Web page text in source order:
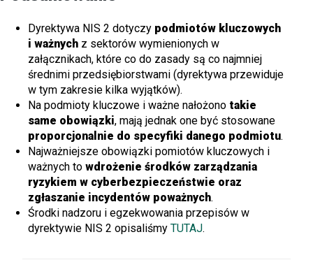
Dyrektywa NIS 2 dotyczy podmiotów kluczowych
i ważnych z sektorów wymienionych w
załącznikach, które co do zasady są co najmniej
średnimi przedsiębiorstwami (dyrektywa przewiduje
w tym zakresie kilka wyjątków).
Na podmioty kluczowe i ważne nałożono takie
same obowiązki, mają jednak one być stosowane
proporcjonalnie do specyfiki danego podmiotu.
Najważniejsze obowiązki pomiotów kluczowych i
ważnych to wdrożenie środków zarządzania
ryzykiem w cyberbezpieczeństwie oraz
zgłaszanie incydentów poważnych.
Środki nadzoru i egzekwowania przepisów w
dyrektywie NIS 2 opisaliśmy TUTAJ.